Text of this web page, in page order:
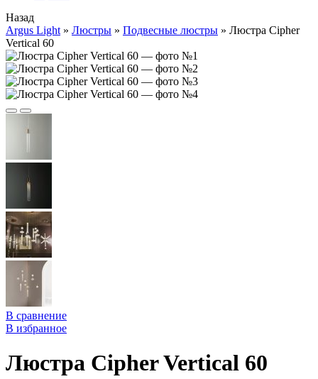
Назад
Argus Light » Люстры » Подвесные люстры » Люстра Cipher
Vertical 60
В сравнение
В избранное
Люстра Cipher Vertical 60